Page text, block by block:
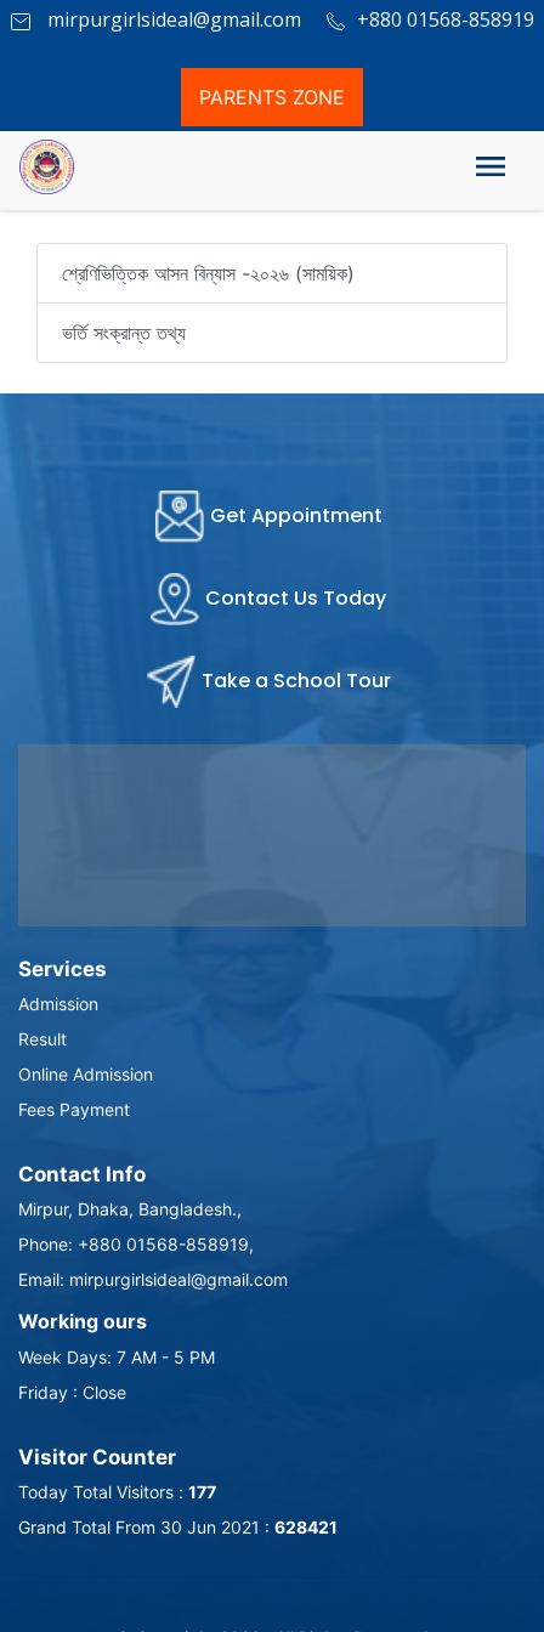
mirpurgirlsideal@gmail.com +880 01568-858919
PARENTS ZONE
Notice
শ্রেণিভিত্তিক আসন বিন্যাস -২০২৬ (সাময়িক)
ভর্তি সংক্রান্ত তথ্য
Get Appointment
Contact Us Today
Take a School Tour
Services
Admission
Result
Online Admission
Fees Payment
Contact Info
Mirpur, Dhaka, Bangladesh.,
Phone: +880 01568-858919,
Email: mirpurgirlsideal@gmail.com
Working ours
Week Days: 7 AM - 5 PM
Friday : Close
Visitor Counter
Today Total Visitors : 177
Grand Total From 30 Jun 2021 : 628421